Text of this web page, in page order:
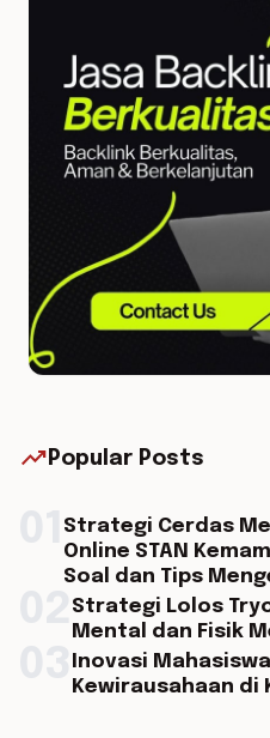
trending_up Popular Posts
Strategi Cerdas
Online STAN
Soal dan Tips
Strategi Lolos
Mental dan Fisik
Inovasi
Kewirausahaan di